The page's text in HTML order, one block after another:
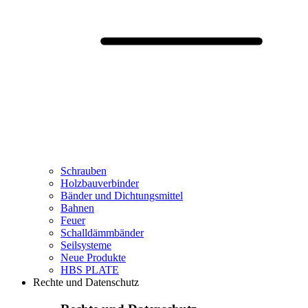
Schrauben
Holzbauverbinder
Bänder und Dichtungsmittel
Bahnen
Feuer
Schalldämmbänder
Seilsysteme
Neue Produkte
HBS PLATE
Rechte und Datenschutz